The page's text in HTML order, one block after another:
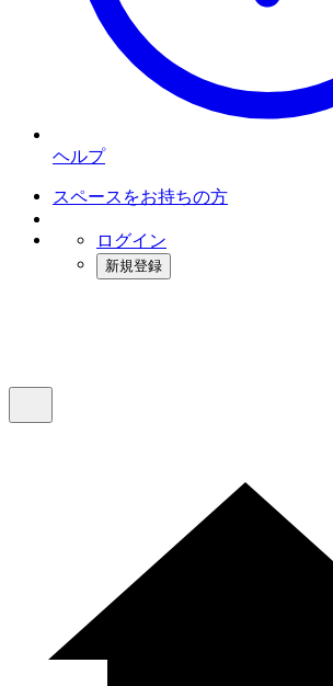
ヘルプ
スペースをお持ちの方
ログイン
新規登録